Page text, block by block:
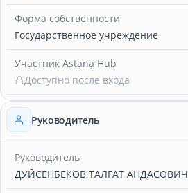
Форма собственности
Государственное учреждение
Участник Astana Hub
Доступно после входа
Руководитель
Руководитель
ДУЙСЕНБЕКОВ ТАЛГАТ АНДАСОВИЧ